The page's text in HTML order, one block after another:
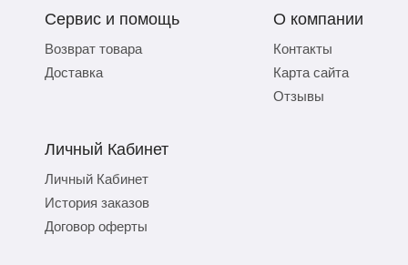
Сервис и помощь
Возврат товара
Доставка
О компании
Контакты
Карта сайта
Отзывы
Личный Кабинет
Личный Кабинет
История заказов
Договор оферты